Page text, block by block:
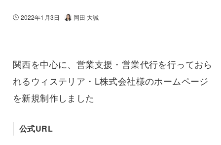
2022年1月3日 岡田 大誠
関西を中心に、営業支援・営業代行を行っておら
れるウィステリア・L株式会社様のホームページ
を新規制作しました
公式URL